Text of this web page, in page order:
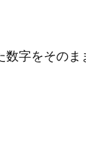
字をそのま